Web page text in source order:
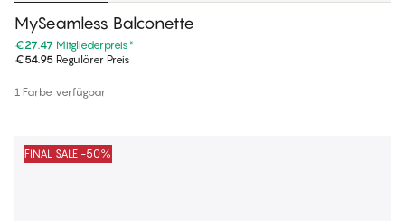
MySeamless Balconette
€27.47 Mitgliederpreis*
€54.95 Regulärer Preis
1 Farbe verfügbar
FINAL SALE -50%